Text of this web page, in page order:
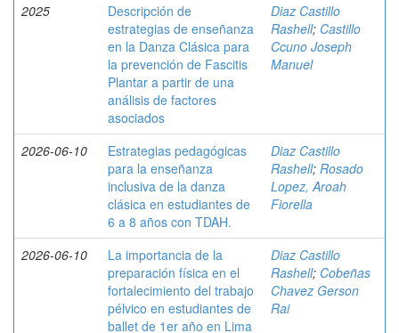
2025
Descripción de
estrategias de enseñanza
en la Danza Clásica para
la prevención de Fascitis
Plantar a partir de una
análisis de factores
asociados
Diaz Castillo
Rashell; Castillo
Ccuno Joseph
Manuel
2026-06-10
Estrategias pedagógicas
para la enseñanza
inclusiva de la danza
clásica en estudiantes de
6 a 8 años con TDAH.
Diaz Castillo
Rashell; Rosado
Lopez, Aroah
Fiorella
2026-06-10
La importancia de la
preparación física en el
fortalecimiento del trabajo
pélvico en estudiantes de
ballet de 1er año en Lima
Diaz Castillo
Rashell; Cobeñas
Chavez Gerson
Rai